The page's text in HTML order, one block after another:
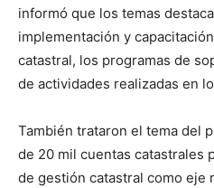
informó que los temas
implementación y
catastral, los programas de
de actividades realizadas en
También trataron el tema del
de 20 mil cuentas catastrales
de gestión catastral como eje